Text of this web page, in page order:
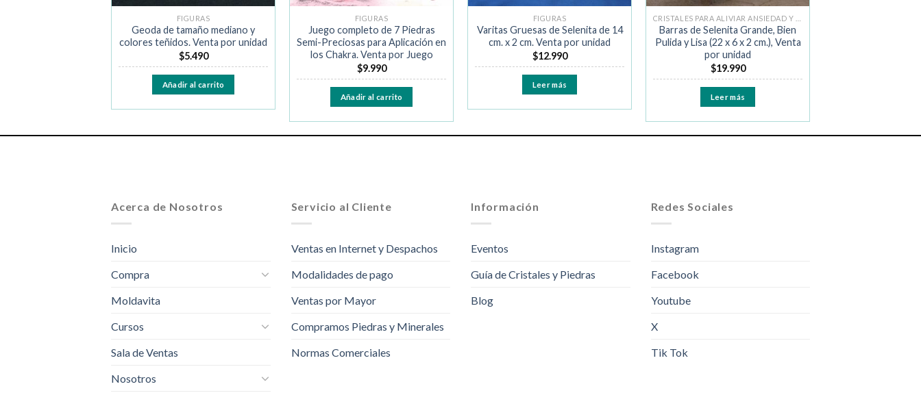
FIGURAS
Geoda de tamaño mediano y
colores teñidos. Venta por unidad
$5.490
Añadir al carrito
FIGURAS
Juego completo de 7 Piedras
Semi-Preciosas para Aplicación en
los Chakra. Venta por Juego
$9.990
Añadir al carrito
FIGURAS
Varitas Gruesas de Selenita de 14
cm. x 2 cm. Venta por unidad
$12.990
Leer más
Barras de Selenita Grande, Bien
Pulida y Lisa (22 x 6 x 2 cm.), Venta
por unidad
$19.990
Leer más
Acerca de Nosotros
Inicio
Compra
Moldavita
Cursos
Sala de Ventas
Nosotros
Servicio al Cliente
Ventas en Internet y Despachos
Modalidades de pago
Ventas por Mayor
Compramos Piedras y Minerales
Normas Comerciales
Información
Eventos
Guía de Cristales y Piedras
Blog
Redes Sociales
Instagram
Facebook
Youtube
X
Tik Tok